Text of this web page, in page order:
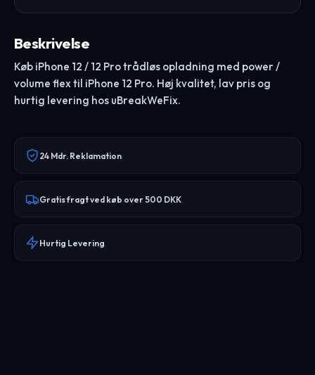
Beskrivelse
Køb iPhone 12 / 12 Pro trådløs opladning med power /
volume flex til iPhone 12 Pro. Høj kvalitet, lav pris og
hurtig levering hos uBreakWeFix.
24 Mdr. Reklamation
Gratis fragt ved køb over 500 DKK
Hurtig Levering